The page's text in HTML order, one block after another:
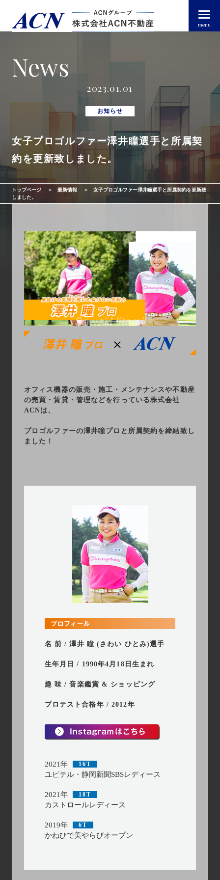
menu
経営者・法人のお客様
個人のお客様
トップページ arrow_right_alt
ACN不動産について
不動産投資ガイド
最新情報
会社情報 arrow_right_alt
採用情報 arrow_right_alt
お問い合わせ
勧誘方針
News
2023.01.01
お知らせ
女子プロゴルファー澤井瞳選手と所属契
約を更新致しました。
トップページ 最新情報
女子プロゴルファー澤井瞳選手と所属契約を更新致
しました。
オフィス機器の販売・施工・メンテナンスや不動産
の売買・賃貸・管理などを行っている株式会社
ACNは、
プロゴルファーの澤井瞳プロと所属契約を締結致し
ました！
名 前 / 澤井 瞳 (さわい ひとみ)選手
生年月日 / 1990年4月18日生まれ
趣 味 / 音楽鑑賞 & ショッピング
プロテスト合格年 / 2012年
2021年 16T
ユピテル・静岡新聞SBSレディース
2021年 18T
カストロールレディース
2019年 6T
かねひで美やらびオープン